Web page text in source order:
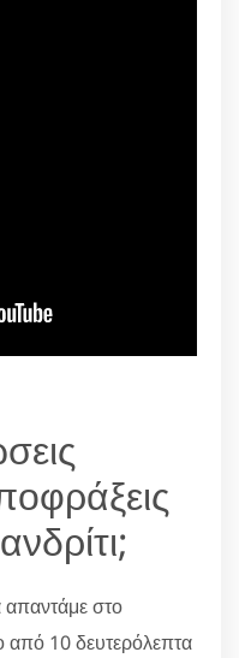
απαντάμε στο
από 10 δευτερόλεπτα